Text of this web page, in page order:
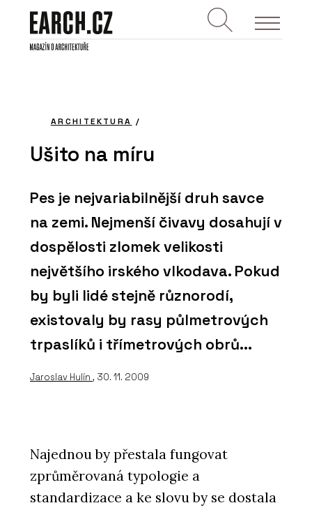
ARCHITEKTURA /
Ušito na míru
Pes je nejvariabilnější druh savce
na zemi. Nejmenší čivavy dosahují v
dospělosti zlomek velikosti
největšího irského vlkodava. Pokud
by byli lidé stejně různorodí,
existovaly by rasy půlmetrových
trpaslíků i třímetrových obrů...
Jaroslav Hulín , 30. 11. 2009
Najednou by přestala fungovat
zprůměrovaná typologie a
standardizace a ke slovu by se dostala